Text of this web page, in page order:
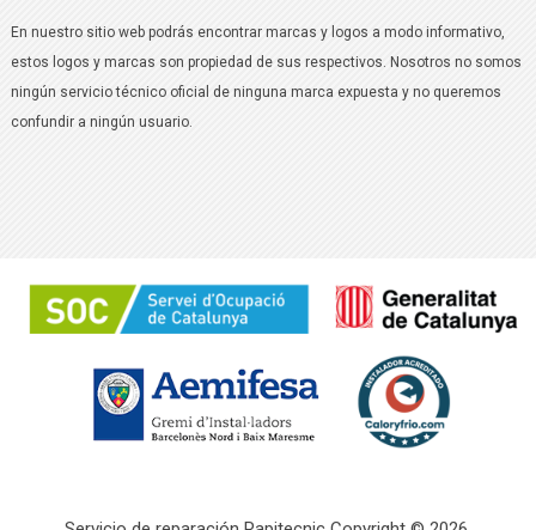
En nuestro sitio web podrás encontrar marcas y logos a modo informativo,
estos logos y marcas son propiedad de sus respectivos. Nosotros no somos
ningún servicio técnico oficial de ninguna marca expuesta y no queremos
confundir a ningún usuario.